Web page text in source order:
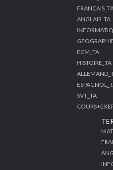
ANGLAIS_TA
ECM_TA
HISTOIRE_TA
SVT_TA